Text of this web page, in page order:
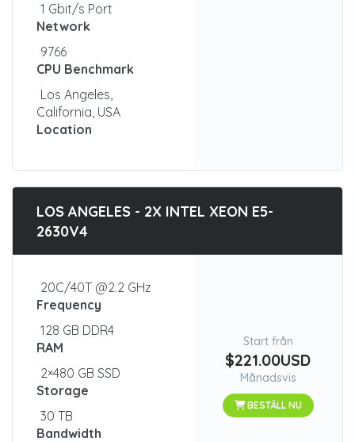
1 Gbit/s Port
Network
9766
CPU Benchmark
Los Angeles,
California, USA
Location
LOS ANGELES - 2X INTEL XEON E5-
2630V4
20C/40T @2.2 GHz
Frequency
128 GB DDR4
RAM
2×480 GB SSD
Storage
30 TB
Bandwidth
Start från
$221.00USD
Månadsvis
BESTÄLL NU